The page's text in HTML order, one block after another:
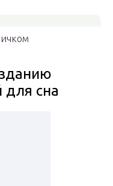
для сна